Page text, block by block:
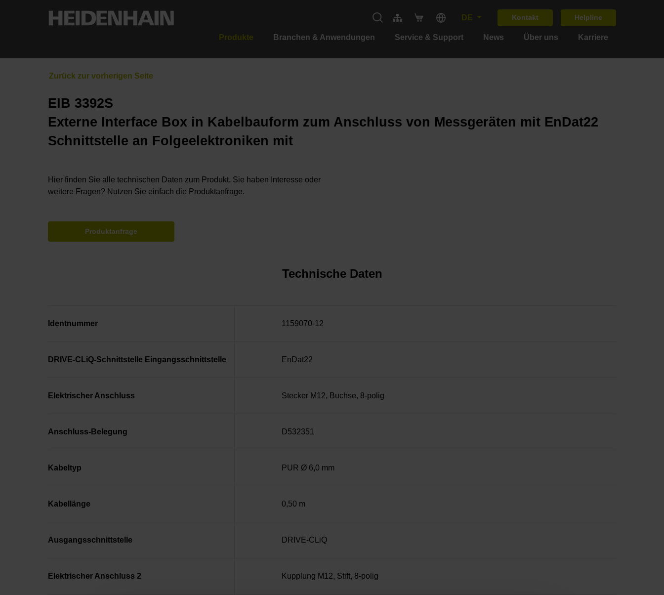
DE Kontakt Helpline
Produkte Branchen & Anwendungen Service & Support News Über uns Karriere
EIB 3392S
Externe Interface Box in Kabelbauform zum Anschluss von Messgeräten mit EnDat22
Schnittstelle an Folgeelektroniken mit
Hier finden Sie alle technischen Daten zum Produkt. Sie haben Interesse oder
weitere Fragen? Nutzen Sie einfach die Produktanfrage.
Produktanfrage
Technische Daten
Identnummer 1159070-12
DRIVE-CLiQ-Schnittstelle Eingangsschnittstelle EnDat22
Elektrischer Anschluss Stecker M12, Buchse, 8-polig
Anschluss-Belegung D532351
Kabeltyp PUR Ø 6,0 mm
Kabellänge 0,50 m
Ausgangsschnittstelle DRIVE-CLiQ
Elektrischer Anschluss 2 Kupplung M12, Stift, 8-polig